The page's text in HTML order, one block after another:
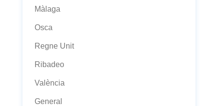
Màlaga
Osca
Regne Unit
Ribadeo
València
General